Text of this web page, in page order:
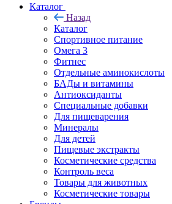
Каталог
Назад
Каталог
Спортивное питание
Омега 3
Фитнес
Отдельные аминокислоты
БАДы и витамины
Антиоксиданты
Специальные добавки
Для пищеварения
Минералы
Для детей
Пищевые экстракты
Косметические средства
Контроль веса
Товары для животных
Косметические товары